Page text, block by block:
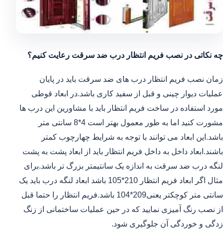
چه نکاتی در نصب فریم انتظار درب ضد سرقت رعایت کنیم؟
زمان نصب فریم انتظار درب های ضد سرقت باید در پایان
عملیات دیوار چینی و قبل از سفید کاری باشد.در ابعاد قوطی
مورد استفاده در ساخت فریم انتظار باید با مشاورین این درب ها
مشورت کنید اما به طور معمول بهتر است 4*8 سانتی متر
باشد.این ابعاد می توانند با توجه به شرایط چهارچوب کمتر
باشند.ابعاد داخل به داخل فریم انتظار باید از ابعاد پشت به پشت
لنگه درب ضد سرقت به اندازه یک سانتیمتر بزرگ تر باشد.برای
مثال اگر ابعاد فریم انتظار 210*105 باشد ابعاد لنگه درب باید یک
سانتی متر کوچکتر یعنی209*104 باشد.فریم انتظار را حتما قبل
از نصب رنگ آمیزی نمایید که در حین عملیات ساختمانی از زنگ
زدگی و خوردگی آن جلوگیری شود.